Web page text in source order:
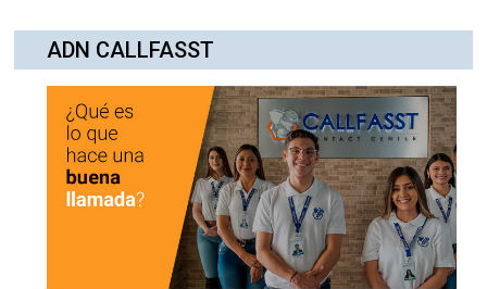
ADN CALLFASST